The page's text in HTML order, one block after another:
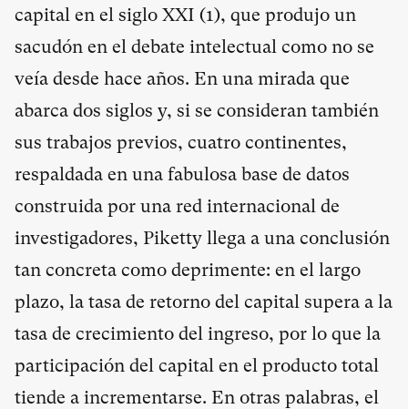
capital en el siglo XXI (1), que produjo un
sacudón en el debate intelectual como no se
veía desde hace años. En una mirada que
abarca dos siglos y, si se consideran también
sus trabajos previos, cuatro continentes,
respaldada en una fabulosa base de datos
construida por una red internacional de
investigadores, Piketty llega a una conclusión
tan concreta como deprimente: en el largo
plazo, la tasa de retorno del capital supera a la
tasa de crecimiento del ingreso, por lo que la
participación del capital en el producto total
tiende a incrementarse. En otras palabras, el